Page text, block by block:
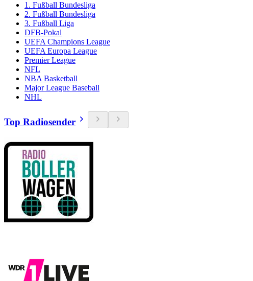
1. Fußball Bundesliga
2. Fußball Bundesliga
3. Fußball Liga
DFB-Pokal
UEFA Champions League
UEFA Europa League
Premier League
NFL
NBA Basketball
Major League Baseball
NHL
Top Radiosender